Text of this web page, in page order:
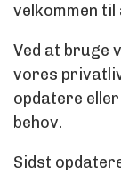
velkommen
Ved at bruge
vores
opdatere
behov.
Sidst